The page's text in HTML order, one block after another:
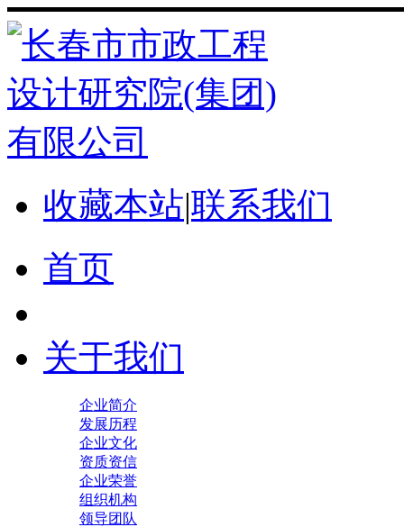
收藏本站|联系我们
首页
关于我们
企业简介
发展历程
企业文化
资质资信
企业荣誉
组织机构
领导团队